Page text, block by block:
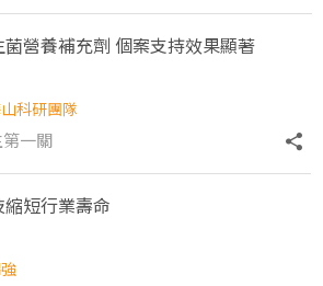
菌營養補充劑 個案支持效果顯著
科研團隊
一關
縮短行業壽命